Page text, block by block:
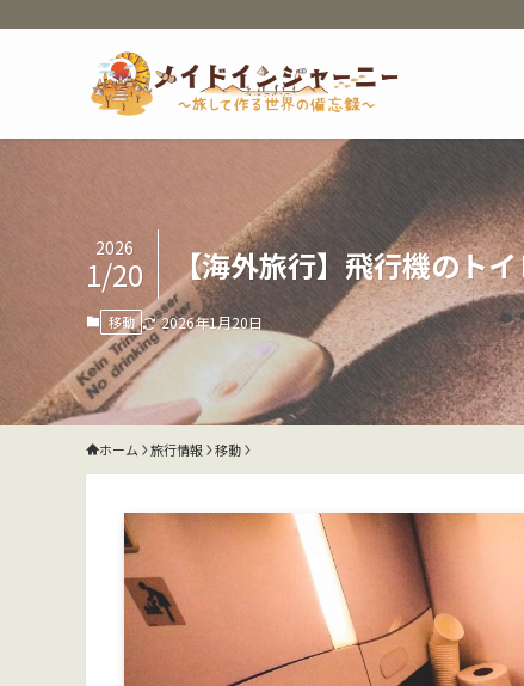
【海外旅行】飛行機のト
2026
1/20
移動 2026年1月20日
ホーム 旅行情報 移動